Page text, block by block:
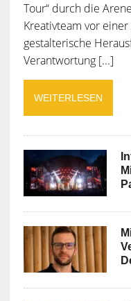
Tour“ durch die
Kreativteam vor
gestalterische
Verantwortung [...]
WEITERLESEN